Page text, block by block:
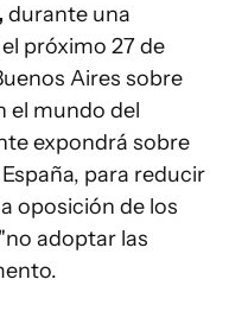
durante una
próximo 27 de
Aires sobre
el mundo del
expondrá sobre
para reducir
oposición de los
adoptar las